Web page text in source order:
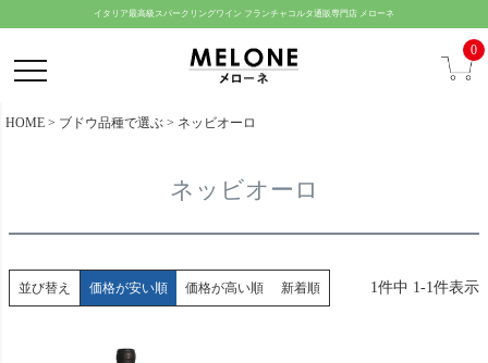
イタリア最高級スパークリングワイン フランチャコルタ通販専門店 メローネ
0
HOME ブドウ品種で選ぶ ネッビオーロ
ネッビオーロ
並び替え 価格が安い順 価格が高い順 新着順 1件中 1-1件表示
ジト
ップ